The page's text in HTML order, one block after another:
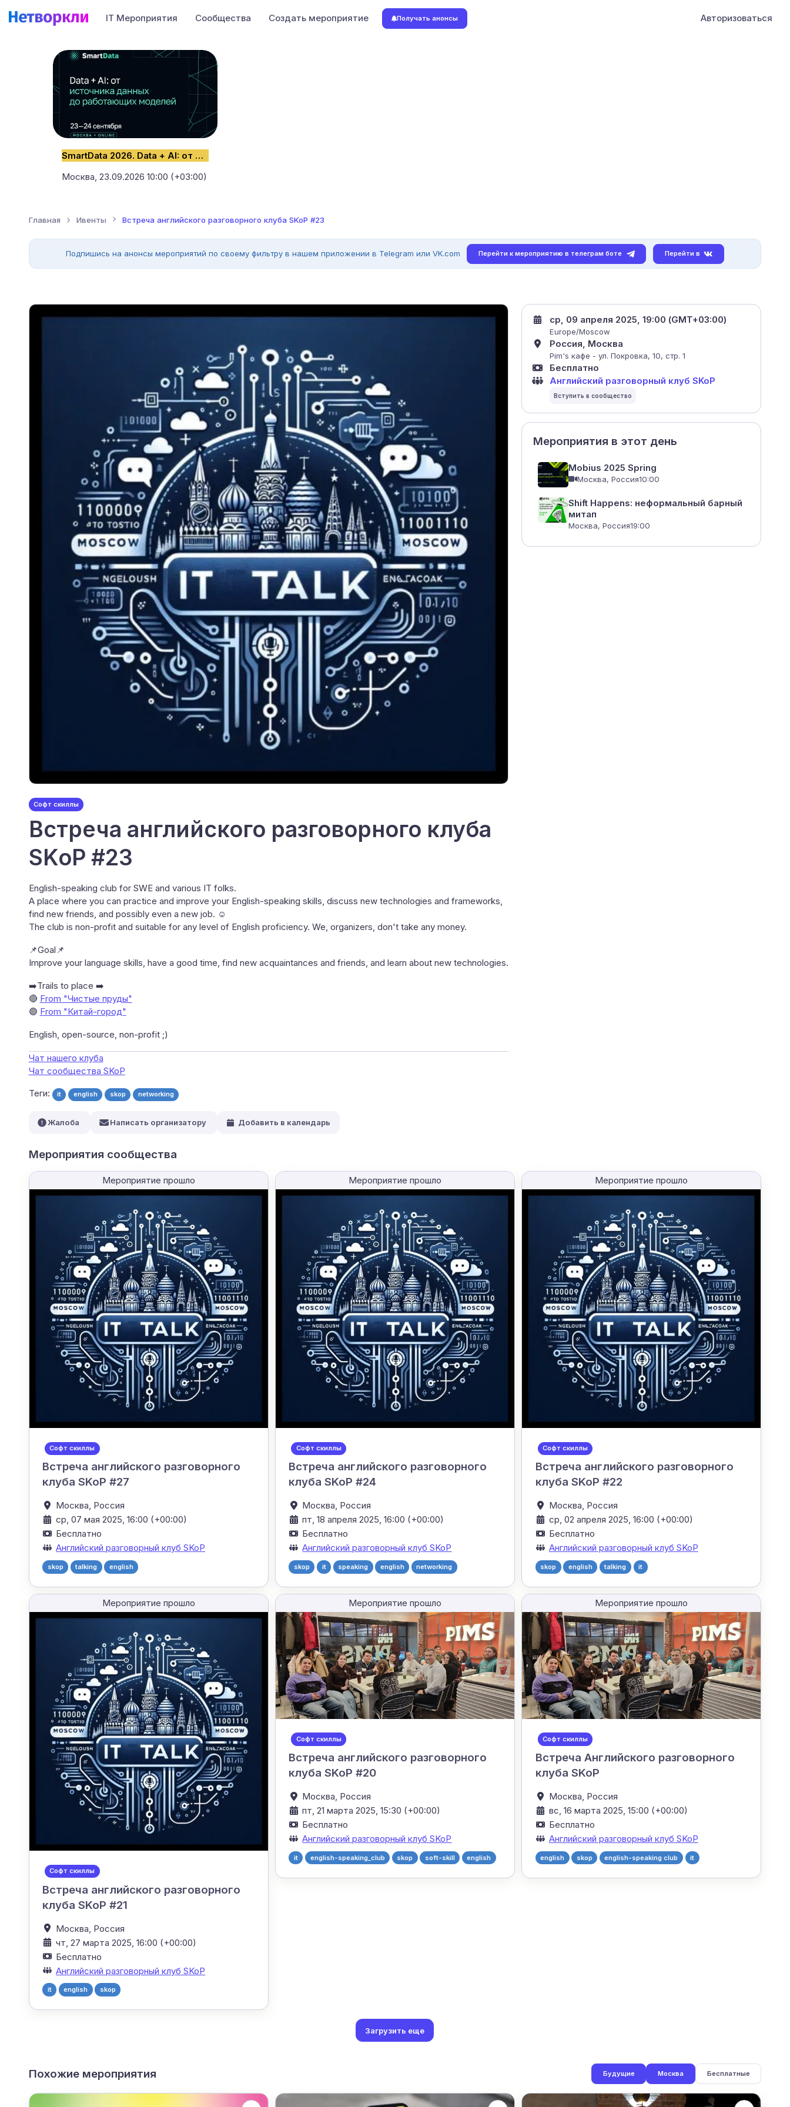
IT Мероприятия Сообщества Создать мероприятие Получать анонсы Авторизоваться
SmartData 2026. Data + AI: от источника данных до работающих моделей
Москва, 23.09.2026 10:00 (+03:00)
Главная Ивенты Встреча английского разговорного клуба SKoP #23
Подпишись на анонсы мероприятий по своему фильтру в нашем приложении в Telegram или VK.com Перейти к мероприятию в телеграм боте Перейти в
Софт скиллы
Встреча английского разговорного клуба
SKoP #23
English-speaking club for SWE and various IT folks.
A place where you can practice and improve your English-speaking skills, discuss new technologies and frameworks,
find new friends, and possibly even a new job. ☺️
The club is non-profit and suitable for any level of English proficiency. We, organizers, don't take any money.
📌Goal📌
Improve your language skills, have a good time, find new acquaintances and friends, and learn about new technologies.
➡️Trails to place ➡️
🔴 From "Чистые пруды"
🟣 From "Китай-город"
English, open-source, non-profit ;)
Чат нашего клуба
Чат сообщества SKoP
Теги: it english skop networking
ср, 09 апреля 2025, 19:00 (GMT+03:00)
Europe/Moscow
Россия, Москва
Pim's кафе - ул. Покровка, 10, стр. 1
Бесплатно
Английский разговорный клуб SKoP
Мероприятия в этот день
Mobius 2025 Spring
Москва, Россия10:00
Shift Happens: неформальный барный
митап
Москва, Россия19:00
Жалоба Написать организатору Добавить в календарь
Мероприятия сообщества
Мероприятие прошло
Софт скиллы
Встреча английского разговорного
клуба SKoP #27
Москва, Россия
ср, 07 мая 2025, 16:00 (+00:00)
Бесплатно
Английский разговорный клуб SKoP
skop talking english
Мероприятие прошло
Софт скиллы
Встреча английского разговорного
клуба SKoP #24
Москва, Россия
пт, 18 апреля 2025, 16:00 (+00:00)
Бесплатно
Английский разговорный клуб SKoP
skop it speaking english networking
Мероприятие прошло
Софт скиллы
Встреча английского разговорного
клуба SKoP #22
Москва, Россия
ср, 02 апреля 2025, 16:00 (+00:00)
Бесплатно
Английский разговорный клуб SKoP
skop english talking it
Мероприятие прошло
Софт скиллы
Встреча английского разговорного
клуба SKoP #21
Москва, Россия
чт, 27 марта 2025, 16:00 (+00:00)
Бесплатно
Английский разговорный клуб SKoP
it english skop
Мероприятие прошло
Софт скиллы
Встреча английского разговорного
клуба SKoP #20
Москва, Россия
пт, 21 марта 2025, 15:30 (+00:00)
Бесплатно
Английский разговорный клуб SKoP
it english-speaking_club skop soft-skill english
Мероприятие прошло
Софт скиллы
Встреча Английского разговорного
клуба SKoP
Москва, Россия
вс, 16 марта 2025, 15:00 (+00:00)
Бесплатно
Английский разговорный клуб SKoP
english skop english-speaking club it
Загрузить еще
Похожие мероприятия Будущие Москва Бесплатные